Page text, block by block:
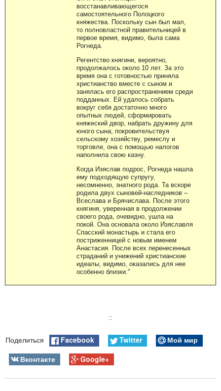
восстанавливающегося
самостоятельного Полоцкого
княжества. Поскольку сын был мал,
то полновластной правительницей в
первое время, видимо, была сама
Рогнеда.
Регентство княгини, вероятно,
продолжалось около 10 лет. За это
время она с готовностью приняла
христианство вместе с сыном и
занялась его распространением среди
подданных. Ей удалось собрать
вокруг себя достаточно много
опытных людей, сформировать
княжеский двор, набрать дружину для
юного сына; покровительствуя
сельскому хозяйству, ремеслу и
торговле, она с помощью налогов
наполнила свою казну.
Когда Изяслав подрос, Рогнеда нашла
ему подходящую супругу,
несомненно, знатного рода. Та вскоре
родила двух сыновей-наследников –
Всеслава и Брячислава. После этого
княгиня, уверенная в продолжении
своего рода, очевидно, ушла на
покой. Она основала около Изяславля
Спасский монастырь и стала его
постриженницей с новым именем
Анастасия. После всех перенесенных
страданий и унижений христианские
идеалы, видимо, оказались для нее
особенно близки."
::
Поделиться Facebook Twitter
Мой мир
Вконтакте
Google+